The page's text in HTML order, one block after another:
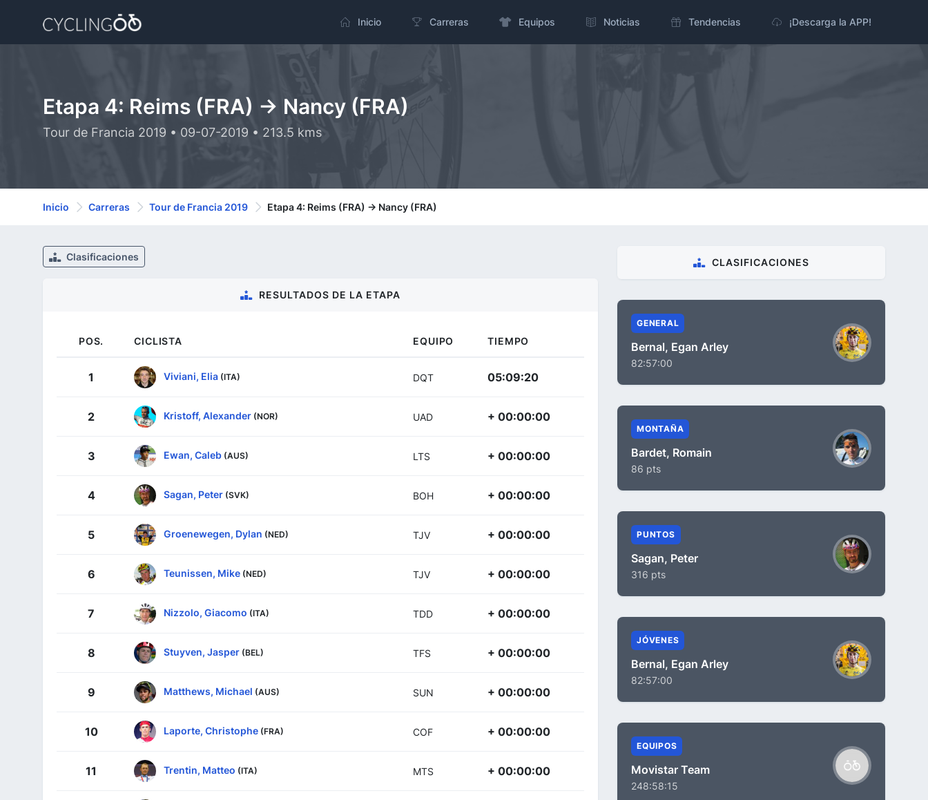
Inicio Carreras Equipos Noticias Tendencias ¡Descarga la APP!
Etapa 4: Reims (FRA) -> Nancy (FRA)
Tour de Francia 2019 • 09-07-2019 • 213.5 kms
Inicio Carreras Tour de Francia 2019 Etapa 4: Reims (FRA) -> Nancy (FRA)
Clasificaciones
RESULTADOS DE LA ETAPA
POS. CICLISTA EQUIPO TIEMPO
1 Viviani, Elia (ITA) DQT 05:09:20
2 Kristoff, Alexander (NOR) UAD + 00:00:00
3 Ewan, Caleb (AUS) LTS + 00:00:00
4 Sagan, Peter (SVK) BOH + 00:00:00
5 Groenewegen, Dylan (NED) TJV + 00:00:00
6 Teunissen, Mike (NED) TJV + 00:00:00
7 Nizzolo, Giacomo (ITA) TDD + 00:00:00
8 Stuyven, Jasper (BEL) TFS + 00:00:00
9 Matthews, Michael (AUS) SUN + 00:00:00
10 Laporte, Christophe (FRA) COF + 00:00:00
11 Trentin, Matteo (ITA) MTS + 00:00:00
CLASIFICACIONES
GENERAL
Bernal, Egan Arley
82:57:00
MONTAÑA
Bardet, Romain
86 pts
PUNTOS
Sagan, Peter
316 pts
JÓVENES
Bernal, Egan Arley
82:57:00
EQUIPOS
Movistar Team
248:58:15